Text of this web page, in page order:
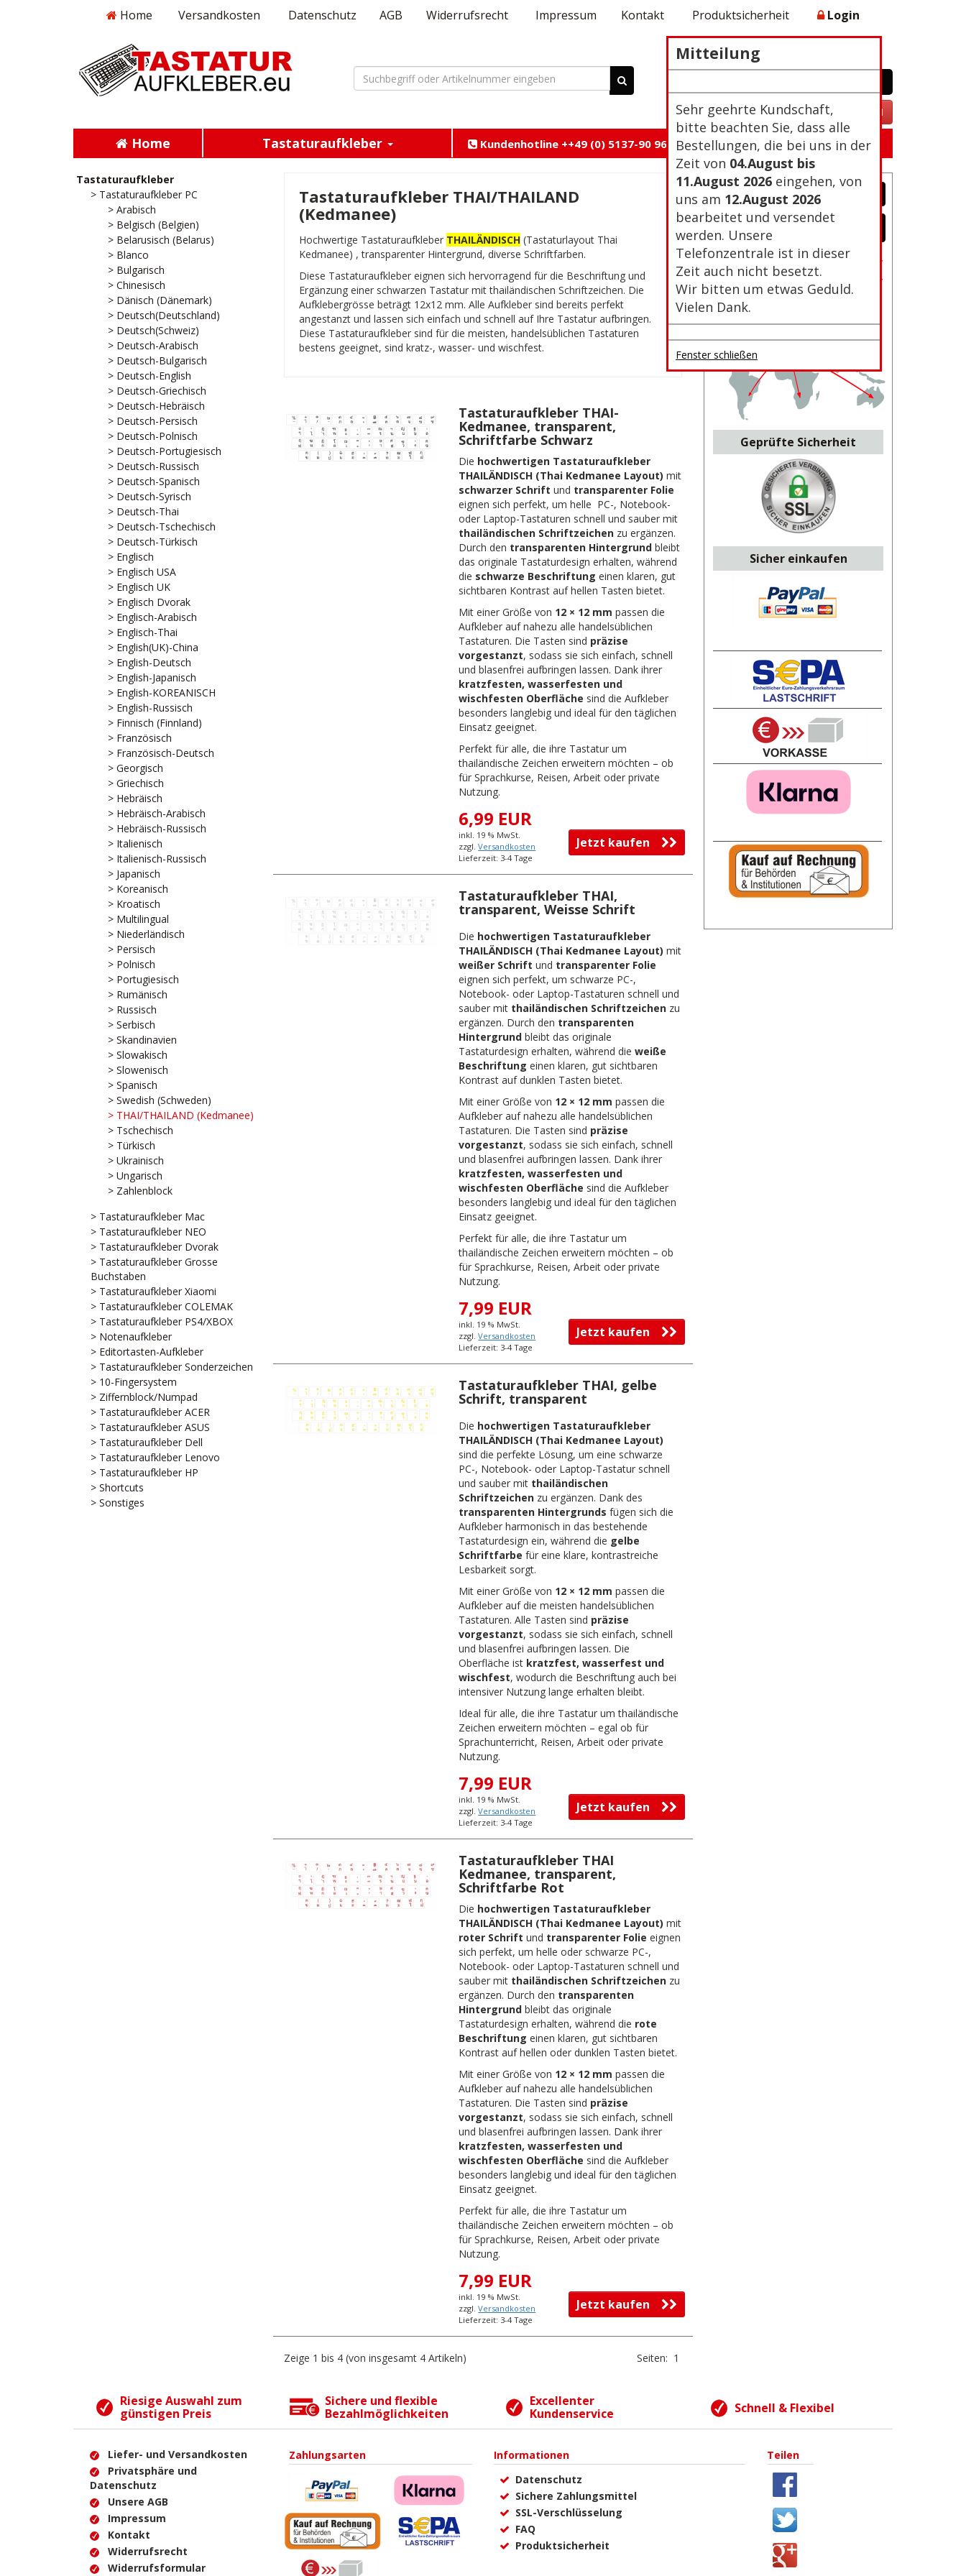
Mitteilung
Sehr geehrte Kundschaft,
bitte beachten Sie, dass alle
Bestellungen, die bei uns in der
Zeit von 04.August bis
11.August 2026 eingehen, von
uns am 12.August 2026
bearbeitet und versendet
werden. Unsere
Telefonzentrale ist in dieser
Zeit auch nicht besetzt.
Wir bitten um etwas Geduld.
Vielen Dank.
Fenster schließen
Home Versandkosten Datenschutz AGB Widerrufsrecht Impressum Kontakt Produktsicherheit Login
WARENKORB
VERTRAG WIDERRUFEN
Home Tastaturaufkleber Kundenhotline ++49 (0) 5137-90 96 105
Tastaturaufkleber
> Tastaturaufkleber PC
> Arabisch
> Belgisch (Belgien)
> Belarusisch (Belarus)
> Blanco
> Bulgarisch
> Chinesisch
> Dänisch (Dänemark)
> Deutsch(Deutschland)
> Deutsch(Schweiz)
> Deutsch-Arabisch
> Deutsch-Bulgarisch
> Deutsch-English
> Deutsch-Griechisch
> Deutsch-Hebräisch
> Deutsch-Persisch
> Deutsch-Polnisch
> Deutsch-Portugiesisch
> Deutsch-Russisch
> Deutsch-Spanisch
> Deutsch-Syrisch
> Deutsch-Thai
> Deutsch-Tschechisch
> Deutsch-Türkisch
> Englisch
> Englisch USA
> Englisch UK
> Englisch Dvorak
> Englisch-Arabisch
> Englisch-Thai
> English(UK)-China
> English-Deutsch
> English-Japanisch
> English-KOREANISCH
> English-Russisch
> Finnisch (Finnland)
> Französisch
> Französisch-Deutsch
> Georgisch
> Griechisch
> Hebräisch
> Hebräisch-Arabisch
> Hebräisch-Russisch
> Italienisch
> Italienisch-Russisch
> Japanisch
> Koreanisch
> Kroatisch
> Multilingual
> Niederländisch
> Persisch
> Polnisch
> Portugiesisch
> Rumänisch
> Russisch
> Serbisch
> Skandinavien
> Slowakisch
> Slowenisch
> Spanisch
> Swedish (Schweden)
> THAI/THAILAND (Kedmanee)
> Tschechisch
> Türkisch
> Ukrainisch
> Ungarisch
> Zahlenblock
> Tastaturaufkleber Mac
> Tastaturaufkleber NEO
> Tastaturaufkleber Dvorak
> Tastaturaufkleber Grosse
Buchstaben
> Tastaturaufkleber Xiaomi
> Tastaturaufkleber COLEMAK
> Tastaturaufkleber PS4/XBOX
> Notenaufkleber
> Editortasten-Aufkleber
> Tastaturaufkleber Sonderzeichen
> 10-Fingersystem
> Ziffernblock/Numpad
> Tastaturaufkleber ACER
> Tastaturaufkleber ASUS
> Tastaturaufkleber Dell
> Tastaturaufkleber Lenovo
> Tastaturaufkleber HP
> Shortcuts
> Sonstiges
Tastaturaufkleber THAI/THAILAND
(Kedmanee)
Hochwertige Tastaturaufkleber THAILÄNDISCH(Tastaturlayout Thai
Kedmanee) , transparenter Hintergrund, diverse Schriftfarben.
Diese Tastaturaufkleber eignen sich hervorragend für die Beschriftung und
Ergänzung einer schwarzen Tastatur mit thailändischen Schriftzeichen. Die
Aufklebergrösse beträgt 12x12 mm. Alle Aufkleber sind bereits perfekt
angestanzt und lassen sich einfach und schnell auf Ihre Tastatur aufbringen.
Diese Tastaturaufkleber sind für die meisten, handelsüblichen Tastaturen
bestens geeignet, sind kratz-, wasser- und wischfest.
Tastaturaufkleber THAI-
Kedmanee, transparent,
Schriftfarbe Schwarz
Die hochwertigen Tastaturaufkleber
THAILÄNDISCH (Thai Kedmanee Layout) mit
schwarzer Schrift und transparenter Folie
eignen sich perfekt, um helle PC-, Notebook-
oder Laptop-Tastaturen schnell und sauber mit
thailändischen Schriftzeichen zu ergänzen.
Durch den transparenten Hintergrund bleibt
das originale Tastaturdesign erhalten, während
die schwarze Beschriftung einen klaren, gut
sichtbaren Kontrast auf hellen Tasten bietet.
Mit einer Größe von 12 × 12 mm passen die
Aufkleber auf nahezu alle handelsüblichen
Tastaturen. Die Tasten sind präzise
vorgestanzt, sodass sie sich einfach, schnell
und blasenfrei aufbringen lassen. Dank ihrer
kratzfesten, wasserfesten und
wischfesten Oberfläche sind die Aufkleber
besonders langlebig und ideal für den täglichen
Einsatz geeignet.
Perfekt für alle, die ihre Tastatur um
thailändische Zeichen erweitern möchten – ob
für Sprachkurse, Reisen, Arbeit oder private
Nutzung.
6,99 EUR
inkl. 19 % MwSt.
zzgl.Versandkosten
Lieferzeit: 3-4 Tage
Jetzt kaufen
Tastaturaufkleber THAI,
transparent, Weisse Schrift
Die hochwertigen Tastaturaufkleber
THAILÄNDISCH (Thai Kedmanee Layout) mit
weißer Schrift und transparenter Folie
eignen sich perfekt, um schwarze PC-,
Notebook- oder Laptop-Tastaturen schnell und
sauber mit thailändischen Schriftzeichen zu
ergänzen. Durch den transparenten
Hintergrund bleibt das originale
Tastaturdesign erhalten, während dieweiße
Beschriftung einen klaren, gut sichtbaren
Kontrast auf dunklen Tasten bietet.
Mit einer Größe von 12 × 12 mm passen die
Aufkleber auf nahezu alle handelsüblichen
Tastaturen. Die Tasten sind präzise
vorgestanzt, sodass sie sich einfach, schnell
und blasenfrei aufbringen lassen. Dank ihrer
kratzfesten, wasserfesten und
wischfesten Oberfläche sind die Aufkleber
besonders langlebig und ideal für den täglichen
Einsatz geeignet.
Perfekt für alle, die ihre Tastatur um
thailändische Zeichen erweitern möchten – ob
für Sprachkurse, Reisen, Arbeit oder private
Nutzung.
7,99 EUR
inkl. 19 % MwSt.
zzgl.Versandkosten
Lieferzeit: 3-4 Tage
Jetzt kaufen
Tastaturaufkleber THAI, gelbe
Schrift, transparent
Die hochwertigen Tastaturaufkleber
THAILÄNDISCH (Thai Kedmanee Layout)
sind die perfekte Lösung, um eine schwarze
PC-, Notebook- oder Laptop-Tastatur schnell
und sauber mit thailändischen
Schriftzeichen zu ergänzen. Dank des
transparenten Hintergrunds fügen sich die
Aufkleber harmonisch in das bestehende
Tastaturdesign ein, während die gelbe
Schriftfarbe für eine klare, kontrastreiche
Lesbarkeit sorgt.
Mit einer Größe von 12 × 12 mm passen die
Aufkleber auf die meisten handelsüblichen
Tastaturen. Alle Tasten sind präzise
vorgestanzt, sodass sie sich einfach, schnell
und blasenfrei aufbringen lassen. Die
Oberfläche ist kratzfest, wasserfest und
wischfest, wodurch die Beschriftung auch bei
intensiver Nutzung lange erhalten bleibt.
Ideal für alle, die ihre Tastatur um thailändische
Zeichen erweitern möchten – egal ob für
Sprachunterricht, Reisen, Arbeit oder private
Nutzung.
7,99 EUR
inkl. 19 % MwSt.
zzgl.Versandkosten
Lieferzeit: 3-4 Tage
Jetzt kaufen
Tastaturaufkleber THAI
Kedmanee, transparent,
Schriftfarbe Rot
Die hochwertigen Tastaturaufkleber
THAILÄNDISCH (Thai Kedmanee Layout) mit
roter Schrift und transparenter Folie eignen
sich perfekt, um helle oder schwarze PC-,
Notebook- oder Laptop-Tastaturen schnell und
sauber mit thailändischen Schriftzeichen zu
ergänzen. Durch den transparenten
Hintergrund bleibt das originale
Tastaturdesign erhalten, während die rote
Beschriftung einen klaren, gut sichtbaren
Kontrast auf hellen oder dunklen Tasten bietet.
Mit einer Größe von 12 × 12 mm passen die
Aufkleber auf nahezu alle handelsüblichen
Tastaturen. Die Tasten sind präzise
vorgestanzt, sodass sie sich einfach, schnell
und blasenfrei aufbringen lassen. Dank ihrer
kratzfesten, wasserfesten und
wischfesten Oberfläche sind die Aufkleber
besonders langlebig und ideal für den täglichen
Einsatz geeignet.
Perfekt für alle, die ihre Tastatur um
thailändische Zeichen erweitern möchten – ob
für Sprachkurse, Reisen, Arbeit oder private
Nutzung.
7,99 EUR
inkl. 19 % MwSt.
zzgl.Versandkosten
Lieferzeit: 3-4 Tage
Jetzt kaufen
Zeige 1 bis 4(von insgesamt 4Artikeln) Seiten: 1
Passwort vergessen?
Neu Registrierung
Geprüfte Sicherheit
Sicher einkaufen
Riesige Auswahl zum
günstigen Preis
Sichere und flexible
Bezahlmöglichkeiten
Excellenter
Kundenservice
Schnell & Flexibel
Liefer- und Versandkosten
Privatsphäre und
Datenschutz
Unsere AGB
Impressum
Kontakt
Widerrufsrecht
Widerrufsformular
Zahlungsarten
Informationen
Datenschutz
Sichere Zahlungsmittel
SSL-Verschlüsselung
FAQ
Produktsicherheit
Teilen